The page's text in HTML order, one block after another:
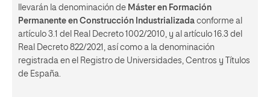
llevarán la denominación de Máster en Formación
Permanente en Construcción Industrializada conforme al
artículo 3.1 del Real Decreto 1002/2010, y al artículo 16.3 del
Real Decreto 822/2021, así como a la denominación
registrada en el Registro de Universidades, Centros y Títulos
de España.